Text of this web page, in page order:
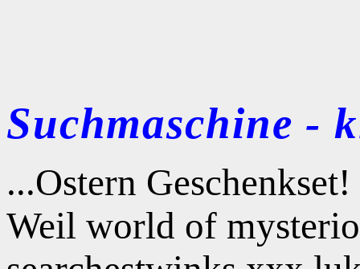
Suchmaschine -
...Ostern Geschenkset!
Weil world of